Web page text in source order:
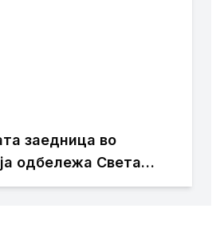
заедница во
одбележа Света
прослава во